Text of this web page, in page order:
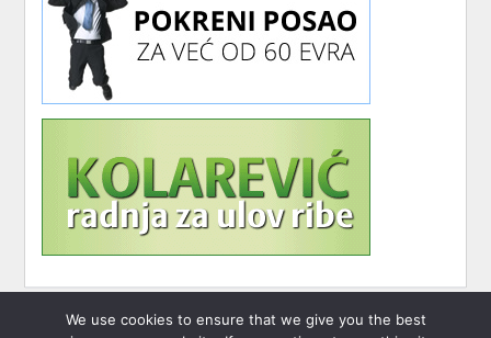
We use cookies to ensure that we give you the best